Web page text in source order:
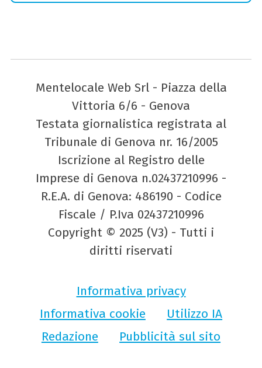
Mentelocale Web Srl - Piazza della
Vittoria 6/6 - Genova
Testata giornalistica registrata al
Tribunale di Genova nr. 16/2005
Iscrizione al Registro delle
Imprese di Genova n.02437210996 -
R.E.A. di Genova: 486190 - Codice
Fiscale / P.Iva 02437210996
Copyright © 2025 (V3) - Tutti i
diritti riservati
Informativa privacy
Informativa cookie
Utilizzo IA
Redazione
Pubblicità sul sito